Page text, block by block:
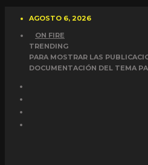
AGOSTO 6, 2026
ON FIRE
TRENDING
PARA MOSTRAR LAS
DOCUMENTACIÓN DEL TEMA